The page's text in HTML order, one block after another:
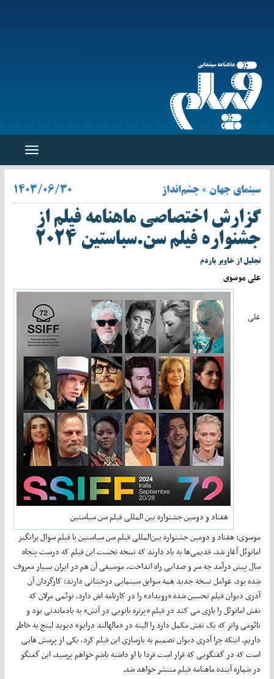
Toggle
سینمای جهان » چشم‌انداز ۱۴۰۳/۰۶/۳۰
گزارش اختصاصی ماهنامه فیلم از
جشنواره فیلم سن.سباستین ۲۰۲۴
تجلیل از خاویر باردم
علی موسوی
هفتاد و دومین جشنواره بین المللی فیلم سن سباستین
علی
موسوی: هفتاد و دومین جشنواره بین‌المللی فیلم سن سباستین با فیلم سوال برانگیز
امانوئل آغاز شد. قدیمی‌ها به یاد دارند که نسخه نخست این فیلم که درست پنجاه
سال پیش درآمد چه سر‌ و صدایی راه انداخت. موسیقی آن هم در ایران بسیار معروف
شده بود. عوامل نسخه جدید همه سوابق سینمایی درخشانی دارند: کارگردان آن
آدری دیوان فیلم تحسین شده «رویداد» را در کارنامه اش دارد، نوئمی مرلان که
نقش امانوئل را بازی می کند در فیلم «پرتره بانویی در آتش» به یاد‌ماندنی بود و
نائومی واتز که‌ یک نقش مکمل دارد را البته در «مالهالند درایو» دیوید لینچ به خاطر
داریم. اینکه چرا آدری دیوان تصمیم به بازسازی این فیلم کرد، یکی از پرسش هایی
است که در گفتگویی که قرار است فردا با او‌ داشته باشم خواهم پرسید. این گغتگو
در شماره آینده ماهنامه فیلم منتشر خواهد شد.